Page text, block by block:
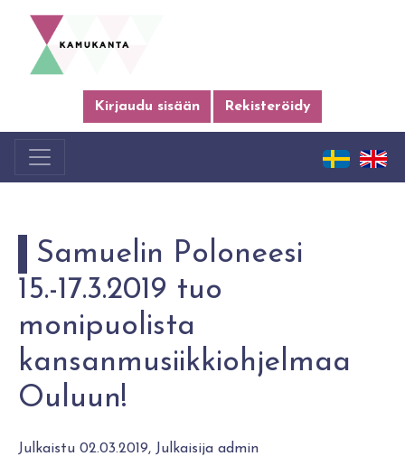
Kirjaudu sisään Rekisteröidy
Samuelin Poloneesi
15.-17.3.2019 tuo
monipuolista
kansanmusiikkiohjelmaa
Ouluun!
Julkaistu 02.03.2019, Julkaisija admin